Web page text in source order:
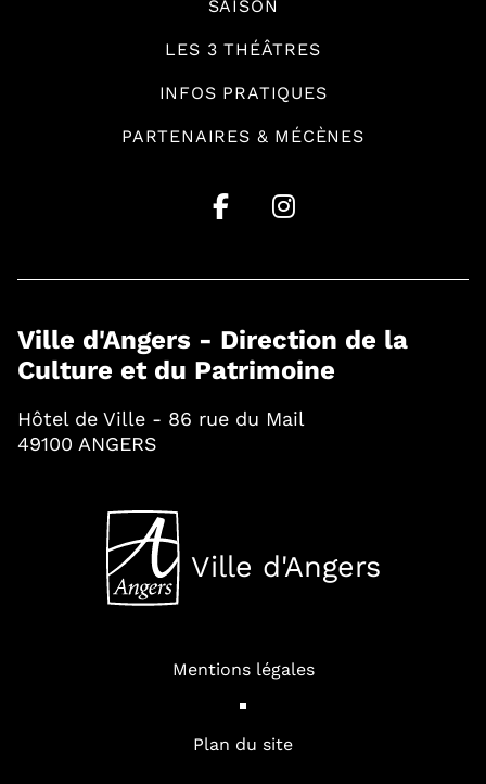
SAISON
LES 3 THÉÂTRES
INFOS PRATIQUES
PARTENAIRES & MÉCÈNES
Ville d'Angers - Direction de la
Culture et du Patrimoine
Hôtel de Ville - 86 rue du Mail
49100 ANGERS
Ville d'Angers
, Ouvre une nouvelle
Mentions légales
Plan du site